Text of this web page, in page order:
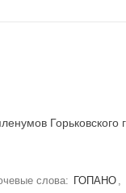
Горьковского
слова: ГОПАНО ,